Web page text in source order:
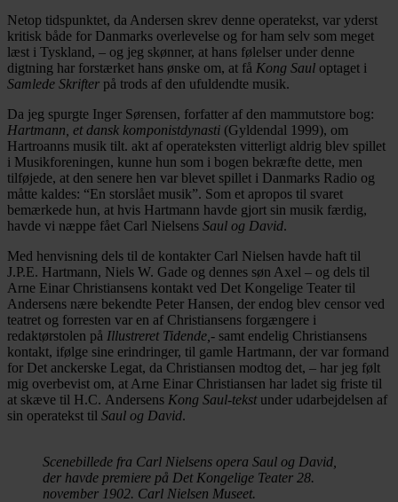
Netop tidspunktet, da Andersen skrev denne operatekst, var yderst
kritisk både for Danmarks overlevelse og for ham selv som meget
læst i Tyskland, – og jeg skønner, at hans følelser under denne
digtning har forstærket hans ønske om, at få Kong Saul optaget i
Samlede Skrifter på trods af den ufuldendte musik.
Da jeg spurgte Inger Sørensen, forfatter af den mammutstore bog:
Hartmann, et dansk komponistdynasti (Gyldendal 1999), om
Hartroanns musik tilt. akt af operateksten vitterligt aldrig blev spillet
i Musikforeningen, kunne hun som i bogen bekræfte dette, men
tilføjede, at den senere hen var blevet spillet i Danmarks Radio og
måtte kaldes: “En storslået musik”. Som et apropos til svaret
bemærkede hun, at hvis Hartmann havde gjort sin musik færdig,
havde vi næppe fået Carl Nielsens Saul og David.
Med henvisning dels til de kontakter Carl Nielsen havde haft til
J.P.E. Hartmann, Niels W. Gade og dennes søn Axel – og dels til
Arne Einar Christiansens kontakt ved Det Kongelige Teater til
Andersens nære bekendte Peter Hansen, der endog blev censor ved
teatret og forresten var en af Christiansens forgængere i
redaktørstolen på Illustreret Tidende,- samt endelig Christiansens
kontakt, ifølge sine erindringer, til gamle Hartmann, der var formand
for Det anckerske Legat, da Christiansen modtog det, – har jeg følt
mig overbevist om, at Arne Einar Christiansen har ladet sig friste til
at skæve til H.C. Andersens Kong Saul-tekstunder udarbejdelsen af
sin operatekst til Saul og David.
Scenebillede fra Carl Nielsens opera Saul og David,
der havde premiere på Det Kongelige Teater 28.
november 1902. Carl Nielsen Museet.